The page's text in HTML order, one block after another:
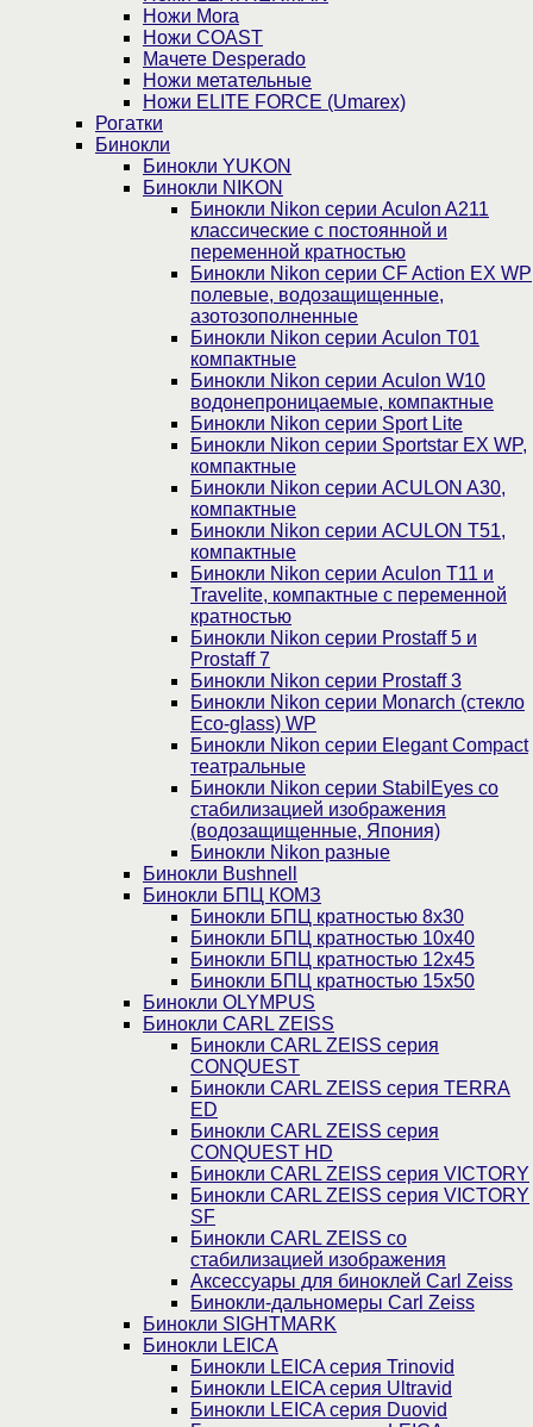
Ножи Mora
Ножи COAST
Мачете Desperado
Ножи метательные
Ножи ELITE FORCE (Umarex)
Рогатки
Бинокли
Бинокли YUKON
Бинокли NIKON
Бинокли Nikon серии Aculon A211
классические с постоянной и
переменной кратностью
Бинокли Nikon серии СF Action EX WP
полевые, водозащищенные,
азотозополненные
Бинокли Nikon серии Aculon T01
компактные
Бинокли Nikon серии Aculon W10
водонепроницаемые, компактные
Бинокли Nikon серии Sport Lite
Бинокли Nikon серии Sportstar EX WP,
компактные
Бинокли Nikon серии ACULON A30,
компактные
Бинокли Nikon серии ACULON Т51,
компактные
Бинокли Nikon серии Aculon T11 и
Travelite, компактные с переменной
кратностью
Бинокли Nikon серии Prostaff 5 и
Prostaff 7
Бинокли Nikon серии Prostaff 3
Бинокли Nikon серии Monarch (стекло
Eco-glass) WP
Бинокли Nikon серии Elegant Compact
театральные
Бинокли Nikon серии StabilEyes со
стабилизацией изображения
(водозащищенные, Япония)
Бинокли Nikon разные
Бинокли Bushnell
Бинокли БПЦ КОМЗ
Бинокли БПЦ кратностью 8х30
Бинокли БПЦ кратностью 10х40
Бинокли БПЦ кратностью 12х45
Бинокли БПЦ кратностью 15х50
Бинокли OLYMPUS
Бинокли CARL ZEISS
Бинокли CARL ZEISS серия
CONQUEST
Бинокли CARL ZEISS серия TERRA
ED
Бинокли CARL ZEISS серия
CONQUEST HD
Бинокли CARL ZEISS серия VICTORY
Бинокли CARL ZEISS серия VICTORY
SF
Бинокли CARL ZEISS со
стабилизацией изображения
Аксессуары для биноклей Carl Zeiss
Бинокли-дальномеры Carl Zeiss
Бинокли SIGHTMARK
Бинокли LEICA
Бинокли LEICA серия Trinovid
Бинокли LEICA серия Ultravid
Бинокли LEICA серия Duovid